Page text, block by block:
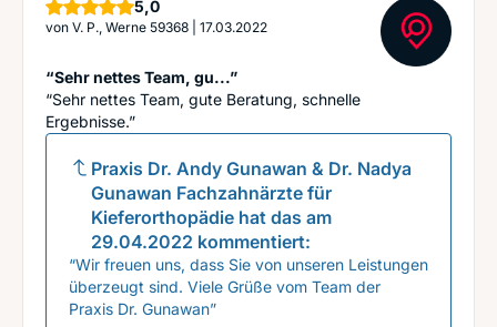
5,0Sterne
von V. P., Werne 59368 17.03.2022
“Sehr nettes Team, gu...”
“Sehr nettes Team, gute Beratung, schnelle
Ergebnisse.”
Praxis Dr. Andy Gunawan & Dr. Nadya
Gunawan Fachzahnärzte für
Kieferorthopädie hat das am
29.04.2022 kommentiert:
“Wir freuen uns, dass Sie von unseren Leistungen
überzeugt sind. Viele Grüße vom Team der
Praxis Dr. Gunawan”